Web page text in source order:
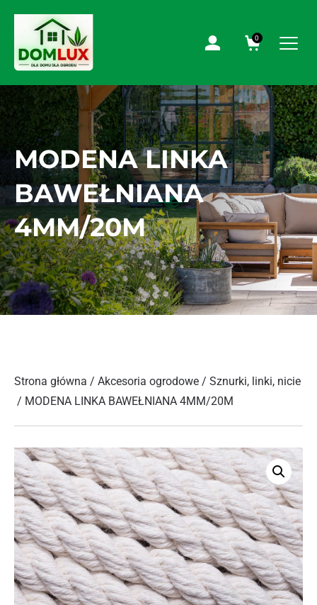
0
MODENA LINKA
BAWEŁNIANA
4MM/20M
Strona główna / Akcesoria ogrodowe / Sznurki, linki, nicie
/ MODENA LINKA BAWEŁNIANA 4MM/20M